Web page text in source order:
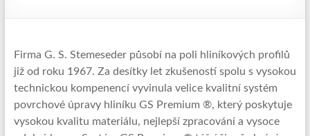
o.
Stroje
a
zařízení
Firma G. S. Stemeseder působí na poli hliníkových profilů
již od roku 1967. Za desítky let zkušeností spolu s vysokou
technickou kompenencí vyvinula velice kvalitní systém
povrchové úpravy hliníku GS Premium ®, který poskytuje
vysokou kvalitu materiálu, nejlepší zpracování a vysoce